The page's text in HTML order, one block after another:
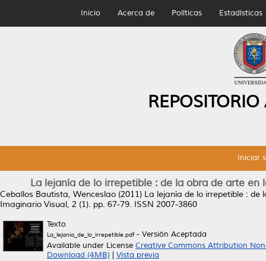
Inicio Acerca de Políticas Estadísticas
Iniciar
La lejanía de lo irrepetible : de la obra de arte
Ceballos Bautista, Wenceslao (2011) La lejanía de lo irrepetible : de
Imaginario Visual, 2 (1). pp. 67-79. ISSN 2007-3860
Texto
La_lejania_de_lo_irrepetible.pdf- Versión Aceptada
Available under License Creative Commons Attribution
Download (4MB)
Vista previa